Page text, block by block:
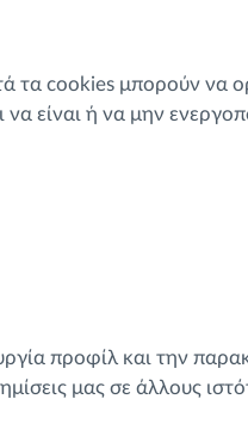
τα cookies μπορούν να
είναι ή να μην
προφίλ και την
μας σε άλλους